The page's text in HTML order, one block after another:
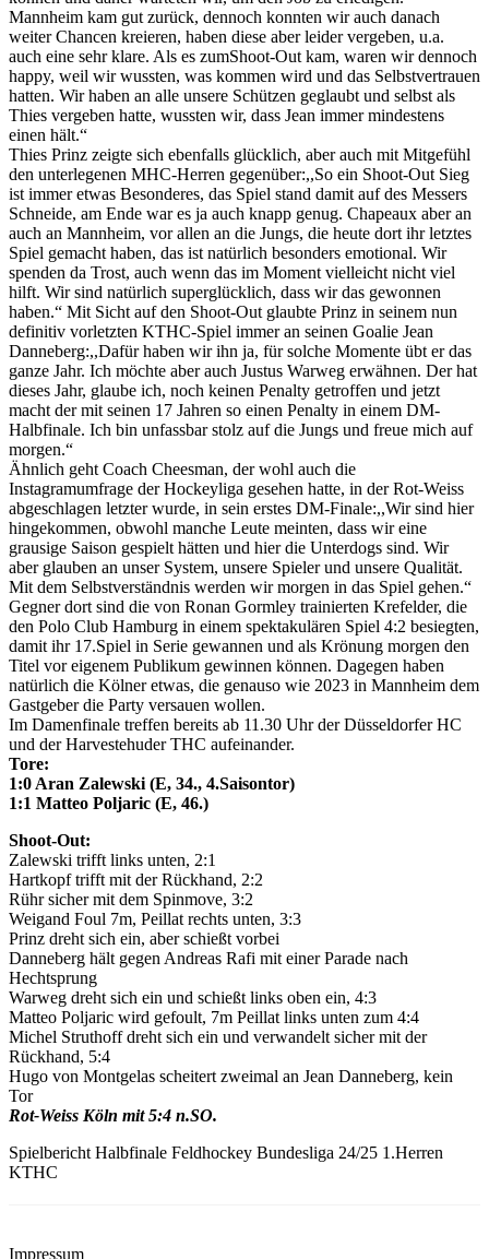
Mannheim kam gut zurück, dennoch konnten wir auch danach
weiter Chancen kreieren, haben diese aber leider vergeben, u.a.
auch eine sehr klare. Als es zumShoot-Out kam, waren wir dennoch
happy, weil wir wussten, was kommen wird und das Selbstvertrauen
hatten. Wir haben an alle unsere Schützen geglaubt und selbst als
Thies vergeben hatte, wussten wir, dass Jean immer mindestens
einen hält.“
Thies Prinz zeigte sich ebenfalls glücklich, aber auch mit Mitgefühl
den unterlegenen MHC-Herren gegenüber:,,So ein Shoot-Out Sieg
ist immer etwas Besonderes, das Spiel stand damit auf des Messers
Schneide, am Ende war es ja auch knapp genug. Chapeaux aber an
auch an Mannheim, vor allen an die Jungs, die heute dort ihr letztes
Spiel gemacht haben, das ist natürlich besonders emotional. Wir
spenden da Trost, auch wenn das im Moment vielleicht nicht viel
hilft. Wir sind natürlich superglücklich, dass wir das gewonnen
haben.“ Mit Sicht auf den Shoot-Out glaubte Prinz in seinem nun
definitiv vorletzten KTHC-Spiel immer an seinen Goalie Jean
Danneberg:,,Dafür haben wir ihn ja, für solche Momente übt er das
ganze Jahr. Ich möchte aber auch Justus Warweg erwähnen. Der hat
dieses Jahr, glaube ich, noch keinen Penalty getroffen und jetzt
macht der mit seinen 17 Jahren so einen Penalty in einem DM-
Halbfinale. Ich bin unfassbar stolz auf die Jungs und freue mich auf
morgen.“
Ähnlich geht Coach Cheesman, der wohl auch die
Instagramumfrage der Hockeyliga gesehen hatte, in der Rot-Weiss
abgeschlagen letzter wurde, in sein erstes DM-Finale:,,Wir sind hier
hingekommen, obwohl manche Leute meinten, dass wir eine
grausige Saison gespielt hätten und hier die Unterdogs sind. Wir
aber glauben an unser System, unsere Spieler und unsere Qualität.
Mit dem Selbstverständnis werden wir morgen in das Spiel gehen.“
Gegner dort sind die von Ronan Gormley trainierten Krefelder, die
den Polo Club Hamburg in einem spektakulären Spiel 4:2 besiegten,
damit ihr 17.Spiel in Serie gewannen und als Krönung morgen den
Titel vor eigenem Publikum gewinnen können. Dagegen haben
natürlich die Kölner etwas, die genauso wie 2023 in Mannheim dem
Gastgeber die Party versauen wollen.
Im Damenfinale treffen bereits ab 11.30 Uhr der Düsseldorfer HC
und der Harvestehuder THC aufeinander.
Tore:
1:0 Aran Zalewski (E, 34., 4.Saisontor)
1:1 Matteo Poljaric (E, 46.)
Shoot-Out:
Zalewski trifft links unten, 2:1
Hartkopf trifft mit der Rückhand, 2:2
Rühr sicher mit dem Spinmove, 3:2
Weigand Foul 7m, Peillat rechts unten, 3:3
Prinz dreht sich ein, aber schießt vorbei
Danneberg hält gegen Andreas Rafi mit einer Parade nach
Hechtsprung
Warweg dreht sich ein und schießt links oben ein, 4:3
Matteo Poljaric wird gefoult, 7m Peillat links unten zum 4:4
Michel Struthoff dreht sich ein und verwandelt sicher mit der
Rückhand, 5:4
Hugo von Montgelas scheitert zweimal an Jean Danneberg, kein
Tor
Rot-Weiss Köln mit 5:4 n.SO.
Spielbericht Halbfinale Feldhockey Bundesliga 24/25 1.Herren
KTHC
Impressum